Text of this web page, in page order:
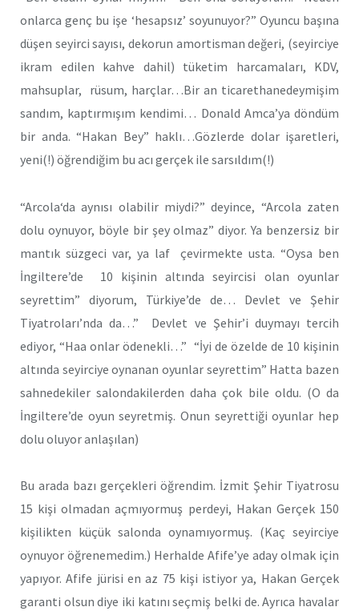
onlarca genç bu işe ‘hesapsız’ soyunuyor?” Oyuncu başına
düşen seyirci sayısı, dekorun amortisman değeri, (seyirciye
ikram edilen kahve dahil) tüketim harcamaları, KDV,
mahsuplar, rüsum, harçlar…Bir an ticarethanedeymişim
sandım, kaptırmışım kendimi… Donald Amca’ya döndüm
bir anda. “Hakan Bey” haklı…Gözlerde dolar işaretleri,
yeni(!) öğrendiğim bu acı gerçek ile sarsıldım(!)
“Arcola‘da aynısı olabilir miydi?” deyince, “Arcola zaten
dolu oynuyor, böyle bir şey olmaz” diyor. Ya benzersiz bir
mantık süzgeci var, ya laf çevirmekte usta. “Oysa ben
İngiltere’de 10 kişinin altında seyircisi olan oyunlar
seyrettim” diyorum, Türkiye’de de… Devlet ve Şehir
Tiyatroları’nda da…” Devlet ve Şehir’i duymayı tercih
ediyor, “Haa onlar ödenekli…” “İyi de özelde de 10 kişinin
altında seyirciye oynanan oyunlar seyrettim” Hatta bazen
sahnedekiler salondakilerden daha çok bile oldu. (O da
İngiltere’de oyun seyretmiş. Onun seyrettiği oyunlar hep
dolu oluyor anlaşılan)
Bu arada bazı gerçekleri öğrendim. İzmit Şehir Tiyatrosu
15 kişi olmadan açmıyormuş perdeyi, Hakan Gerçek 150
kişilikten küçük salonda oynamıyormuş. (Kaç seyirciye
oynuyor öğrenemedim.) Herhalde Afife’ye aday olmak için
yapıyor. Afife jürisi en az 75 kişi istiyor ya, Hakan Gerçek
garanti olsun diye iki katını seçmiş belki de. Ayrıca havalar